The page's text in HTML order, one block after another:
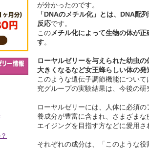
が分かったのです。
「DNAのメチル化」とは、DNA配
反応です。
このメチル化によって生物の体が
す。
ローヤルゼリーを与えられた幼虫
大きくなるなど女王蜂らしい体の発
このような遺伝子調節機能につい
究グループの実験結果は、今後の研
ローヤルゼリーには、人体に必須
養成分が豊富に含まれ、さまざま
エイジングを目指す方などに愛用さ
それぞれの成分は、「このような